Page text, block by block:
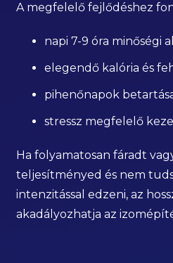
A megfelelő fejlődéshez
napi 7-9 óra minőségi
elegendő kalória és
pihenőnapok
stressz megfelelő
Ha folyamatosan fáradt
teljesítményed és nem
intenzitással edzeni, az
akadályozhatja az